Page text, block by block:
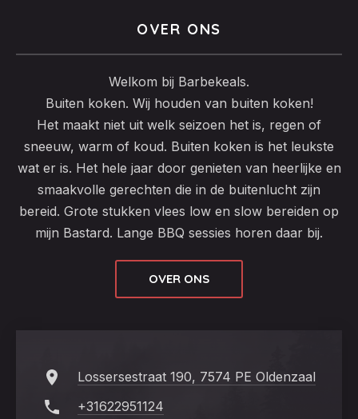
OVER ONS
Welkom bij Barbekeals.
Buiten koken. Wij houden van buiten koken!
Het maakt niet uit welk seizoen het is, regen of
sneeuw, warm of koud. Buiten koken is het leukste
wat er is. Het hele jaar door genieten van heerlijke en
smaakvolle gerechten die in de buitenlucht zijn
bereid. Grote stukken vlees low en slow bereiden op
mijn Bastard. Lange BBQ sessies horen daar bij.
OVER ONS
Lossersestraat 190, 7574 PE Oldenzaal
+31622951124